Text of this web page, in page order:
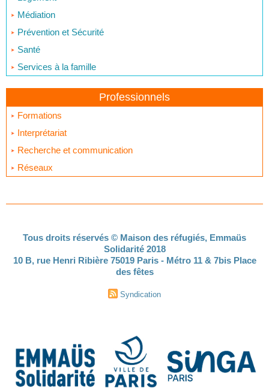
Médiation
Prévention et Sécurité
Santé
Services à la famille
Professionnels
Formations
Interprétariat
Recherche et communication
Réseaux
Tous droits réservés © Maison des réfugiés, Emmaüs
Solidarité 2018
10 B, rue Henri Ribière 75019 Paris - Métro 11 & 7bis Place
des fêtes
Syndication